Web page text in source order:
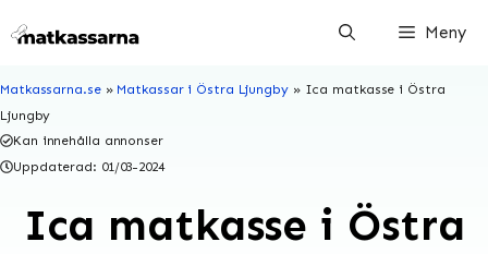
till
Meny
Matkassarna.se» Matkassar i Östra Ljungby» Ica matkasse i Östra
Ljungby
Kan innehålla annonser
Uppdaterad: 01/03-2024
Ica matkasse i Östra